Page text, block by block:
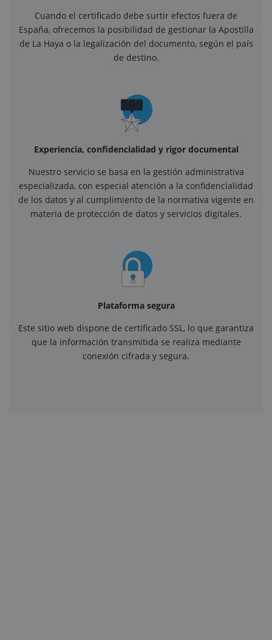
Cuando el certificado debe surtir efectos fuera de
España, ofrecemos la posibilidad de gestionar la Apostilla
de La Haya o la legalización del documento, según el país
de destino.
Experiencia, confidencialidad y rigor documental
Nuestro servicio se basa en la gestión administrativa
especializada, con especial atención a la confidencialidad
de los datos y al cumplimiento de la normativa vigente en
materia de protección de datos y servicios digitales.
Plataforma segura
Este sitio web dispone de certificado SSL, lo que garantiza
que la información transmitida se realiza mediante
conexión cifrada y segura.